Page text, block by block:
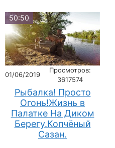
50:50
01/06/2019
Просмотров:
3617574
Рыбалка! Просто
Огонь!Жизнь в
Палатке На Диком
Берегу.Копчёный
Сазан.